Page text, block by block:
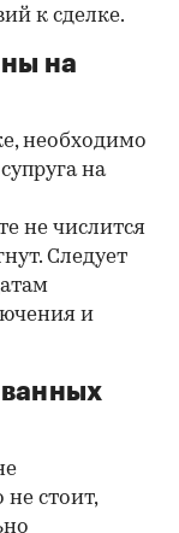
к сделке.
на
необходимо
на
не числится
Следует
и
не стоит,